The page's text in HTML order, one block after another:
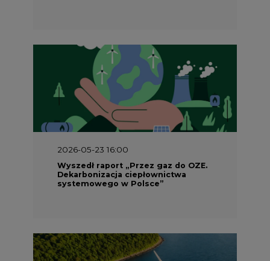
2026-05-23 16:00
Wyszedł raport „Przez gaz do OZE.
Dekarbonizacja ciepłownictwa
systemowego w Polsce”